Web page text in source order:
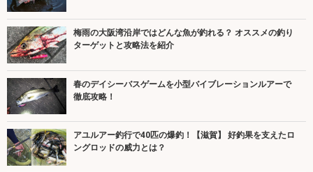
梅雨の大阪湾沿岸ではどんな魚が釣れる？ オススメの釣り
ターゲットと攻略法を紹介
春のデイシーバスゲームを小型バイブレーションルアーで
徹底攻略！
アユルアー釣行で40匹の爆釣！【滋賀】 好釣果を支えたロ
ングロッドの威力とは？